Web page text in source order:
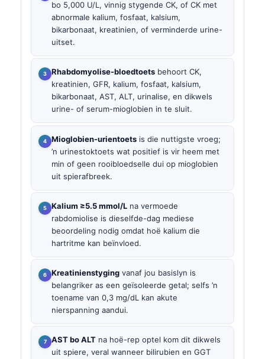
bo 5,000 U/L, vinnig stygende CK, of CK met
abnormale kalium, fosfaat, kalsium,
bikarbonaat, kreatinien, of verminderde urine-
uitset.
Rhabdomyolise-bloedtoets behoort CK,
kreatinien, GFR, kalium, fosfaat, kalsium,
bikarbonaat, AST, ALT, urinalise, en dikwels
urine- of serum-mioglobien in te sluit.
Mioglobien-urientoets is die nuttigste vroeg;
’n urinestoktoets wat positief is vir heem met
min of geen rooibloedselle dui op mioglobien
uit spierafbreek.
Kalium ≥5.5 mmol/L na vermoede
rabdomiolise is dieselfde-dag mediese
beoordeling nodig omdat hoë kalium die
hartritme kan beïnvloed.
Kreatinienstyging vanaf jou basislyn is
belangriker as een geïsoleerde getal; selfs ’n
toename van 0,3 mg/dL kan akute
nierspanning aandui.
AST bo ALT na hoë-rep optel kom dit dikwels
uit spiere, veral wanneer bilirubien en GGT